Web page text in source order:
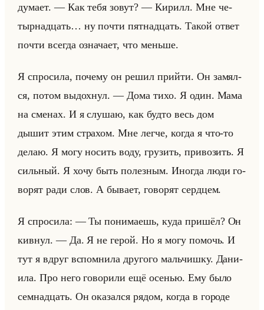
ду­ма­ет. — Как тебя зовут? — Ки­рилл. Мне че­
тыр­на­дцать… ну почти пят­на­дцать. Такой ответ
почти все­гда озна­ча­ет, что меньше.
Я спро­си­ла, по­че­му он решил прийти. Он за­мял­
ся, потом вы­дох­нул. — Дома тихо. Я один. Мама
на сме­нах. И я слу­шаю, как будто весь дом
дышит этим стра­хом. Мне легче, когда я что-то
делаю. Я могу но­сить воду, гру­зить, при­во­зить. Я
сильный. Я хочу быть по­лез­ным. Ино­гда люди го­
во­рят ради слов. А бы­ва­ет, го­во­рят серд­цем.
Я спро­си­ла: — Ты по­ни­ма­ешь, куда при­шёл? Он
кив­нул. — Да. Я не герой. Но я могу по­мочь. И
тут я вдруг вспом­ни­ла дру­го­го мальчиш­ку. Да­ни­
ила. Про него го­во­ри­ли ещё осе­нью. Ему было
сем­на­дцать. Он ока­зал­ся рядом, когда в го­ро­де